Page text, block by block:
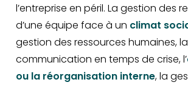
l’entreprise en péril. La gestion des
d’une équipe face à un climat
gestion des ressources humaines,
communication en temps de crise, l’
ou la réorganisation interne, la